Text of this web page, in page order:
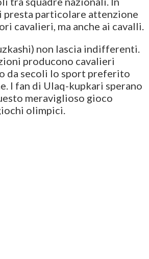
presta particolare attenzione
cavalieri, ma anche ai cavalli.
non lascia indifferenti.
producono cavalieri
da secoli lo sport preferito
I fan di Ulaq-kupkari sperano
meraviglioso gioco
olimpici.